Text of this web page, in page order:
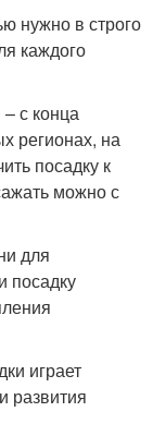
нужно в строго
каждого
с конца
регионах, на
посадку к
можно с
для
посадку
играет
развития